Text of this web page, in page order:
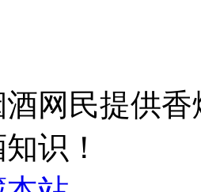
酒网民提供
识！